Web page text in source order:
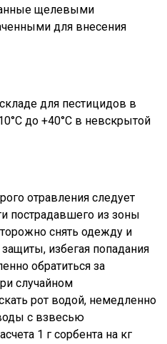
щелевыми
для внесения
для пестицидов в
до +40°С в невскрытой
отравления следует
пострадавшего из зоны
снять одежду и
избегая попадания
обратиться за
случайном
рот водой, немедленно
с взвесью
1 г сорбента на кг